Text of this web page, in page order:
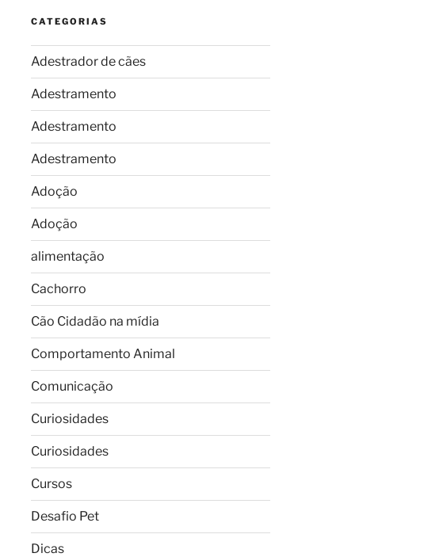
CATEGORIAS
Adestrador de cães
Adestramento
Adestramento
Adestramento
Adoção
Adoção
alimentação
Cachorro
Cão Cidadão na mídia
Comportamento Animal
Comunicação
Curiosidades
Curiosidades
Cursos
Desafio Pet
Dicas